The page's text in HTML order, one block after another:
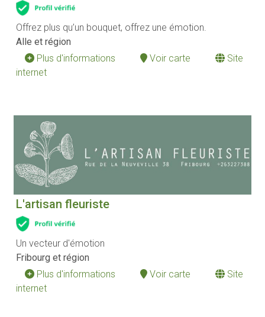
Offrez plus qu’un bouquet, offrez une émotion.
Alle et région
Plus d'informations
Voir carte
Site
internet
L'artisan fleuriste
Un vecteur d'émotion
Fribourg et région
Plus d'informations
Voir carte
Site
internet